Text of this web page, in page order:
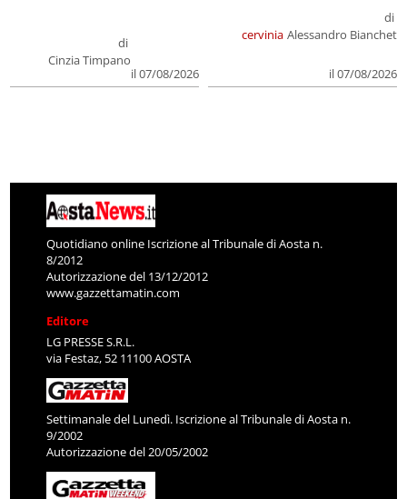
di
Cinzia Timpano
il 07/08/2026
cervinia
di
Alessandro Bianchet
il 07/08/2026
Quotidiano online Iscrizione al Tribunale di Aosta n.
8/2012
Autorizzazione del 13/12/2012
www.gazzettamatin.com
Editore
LG PRESSE S.R.L.
via Festaz, 52 11100 AOSTA
Settimanale del Lunedì. Iscrizione al Tribunale di Aosta n.
9/2002
Autorizzazione del 20/05/2002